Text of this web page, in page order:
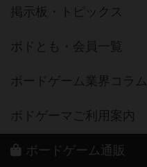
掲示板・トピックス
ボドとも・会員一覧
ボードゲーム業界コラム
ボドゲーマご利用案内
ボードゲーム通販